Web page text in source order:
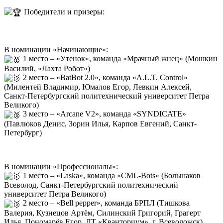
Победители и призеры:
В номинации «Начинающие»:
1 место – «Утенок», команда «Мрачный жнец» (Мошкин
Василий, «Лахта Робот»)
2 место – «BatBot 2.0», команда «A.L.T. Control»
(Милентей Владимир, Юмалов Егор, Левкин Алексей,
Санкт-Петербургский политехнический университет Петра
Великого)
3 место – «Arcane V2», команда «SYNDICATE»
(Павлюков Денис, Зорин Илья, Карпов Евгений, Санкт-
Петербург)
В номинации «Профессионалы»:
1 место – «Laska», команда «CML-Bots» (Большаков
Всеволод, Санкт-Петербургский политехнический
университет Петра Великого)
2 место – «Bell pepper», команда БРПЛ (Тишкова
Валерия, Кузнецов Артём, Силинский Григорий, Грагерт